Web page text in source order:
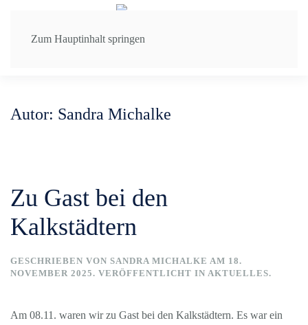
Zum Hauptinhalt springen
Autor: Sandra Michalke
Zu Gast bei den
Kalkstädtern
GESCHRIEBEN VON SANDRA MICHALKE AM 18.
NOVEMBER 2025. VERÖFFENTLICHT IN AKTUELLES.
Am 08.11. waren wir zu Gast bei den Kalkstädtern. Es war ein